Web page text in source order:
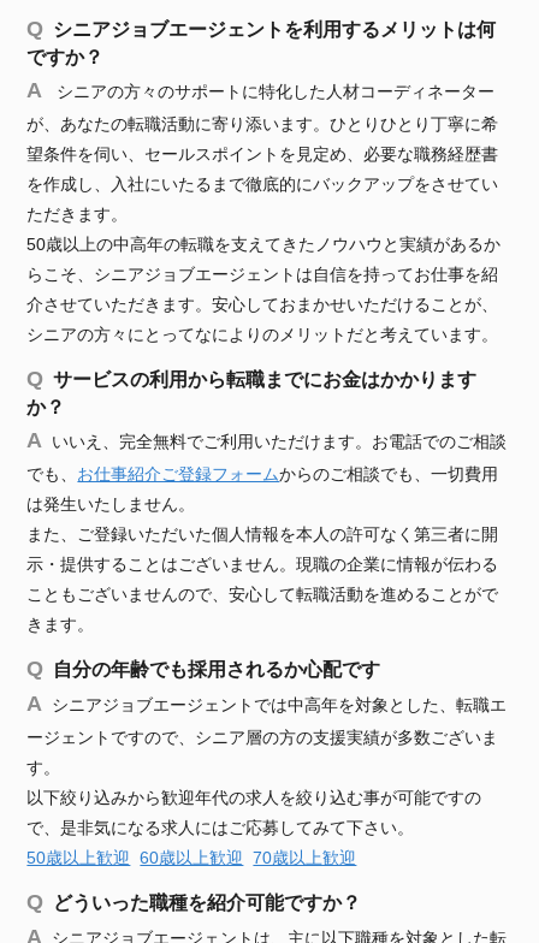
シニアジョブエージェントを利用するメリットは何
ですか？
シニアの方々のサポートに特化した人材コーディネーター
が、あなたの転職活動に寄り添います。ひとりひとり丁寧に希
望条件を伺い、セールスポイントを見定め、必要な職務経歴書
を作成し、入社にいたるまで徹底的にバックアップをさせてい
ただきます。
50歳以上の中高年の転職を支えてきたノウハウと実績があるか
らこそ、シニアジョブエージェントは自信を持ってお仕事を紹
介させていただきます。安心しておまかせいただけることが、
シニアの方々にとってなによりのメリットだと考えています。
サービスの利用から転職までにお金はかかります
か？
いいえ、完全無料でご利用いただけます。お電話でのご相談
でも、 お仕事紹介ご登録フォームからのご相談でも、一切費用
は発生いたしません。
また、ご登録いただいた個人情報を本人の許可なく第三者に開
示・提供することはございません。現職の企業に情報が伝わる
こともございませんので、安心して転職活動を進めることがで
きます。
自分の年齢でも採用されるか心配です
シニアジョブエージェントでは中高年を対象とした、転職エ
ージェントですので、シニア層の方の支援実績が多数ございま
す。
以下絞り込みから歓迎年代の求人を絞り込む事が可能ですの
で、是非気になる求人にはご応募してみて下さい。
50歳以上歓迎 60歳以上歓迎 70歳以上歓迎
どういった職種を紹介可能ですか？
シニアジョブエージェントは、主に以下職種を対象とした転